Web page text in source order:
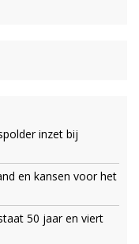
inzet bij
en kansen voor het
50 jaar en viert